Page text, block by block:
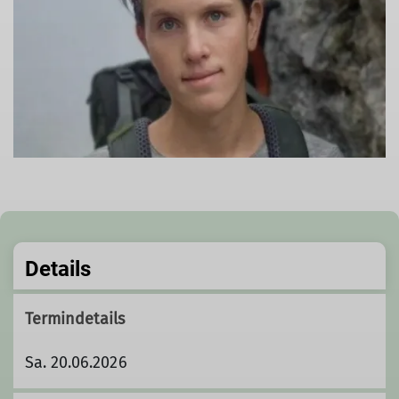
Details
Termindetails
Sa. 20.06.2026